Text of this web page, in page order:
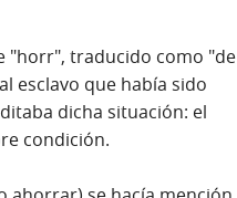
"horr", traducido como "de
esclavo que había sido
dicha situación: el
condición.